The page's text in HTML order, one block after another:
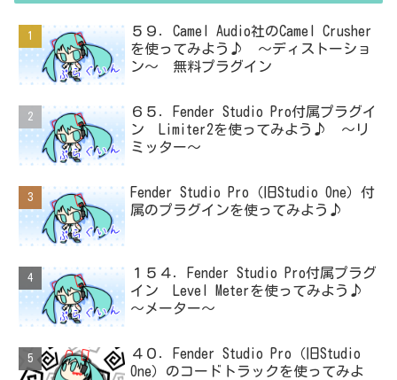
５９．Camel Audio社のCamel Crusher
を使ってみよう♪ ～ディストーショ
ン～ 無料プラグイン
６５．Fender Studio Pro付属プラグイ
ン Limiter2を使ってみよう♪ ～リ
ミッター～
Fender Studio Pro（旧Studio One）付
属のプラグインを使ってみよう♪
１５４．Fender Studio Pro付属プラグ
イン Level Meterを使ってみよう♪
～メーター～
４０．Fender Studio Pro（旧Studio
One）のコードトラックを使ってみよ